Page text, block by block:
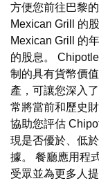
方便您前往巴黎
Mexican Grill 的
Mexican Grill 的
的股息。
制的具有貨幣價
產，可讓您深入
常將當前和歷史
協助您評估
現是否優於、低
據。 餐廳應用程
受眾並為更多人